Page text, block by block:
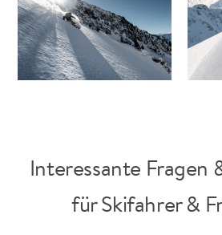
Interessante Fragen
für Skifahrer &